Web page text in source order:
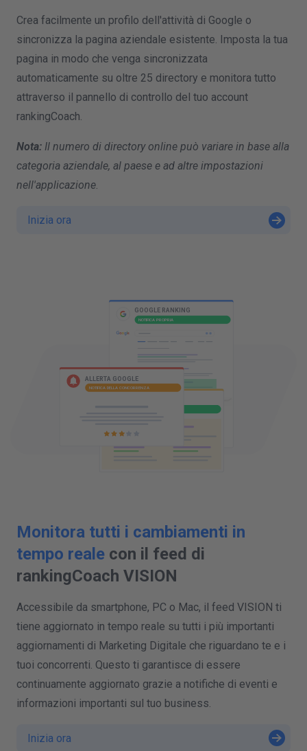
Crea facilmente un profilo dell'attività di Google o
sincronizza la pagina aziendale esistente. Imposta la tua
pagina in modo che venga sincronizzata
automaticamente su oltre 25 directory e monitora tutto
attraverso il pannello di controllo del tuo account
rankingCoach.
Nota: Il numero di directory online può variare in base alla
categoria aziendale, al paese e ad altre impostazioni
nell'applicazione.
Inizia ora
Monitora tutti i cambiamenti in
tempo reale con il feed di
rankingCoach VISION
Accessibile da smartphone, PC o Mac, il feed VISION ti
tiene aggiornato in tempo reale su tutti i più importanti
aggiornamenti di Marketing Digitale che riguardano te e i
tuoi concorrenti. Questo ti garantisce di essere
continuamente aggiornato grazie a notifiche di eventi e
informazioni importanti sul tuo business.
GOOGLE RANKING
GOOGLE ADS
Inizia ora